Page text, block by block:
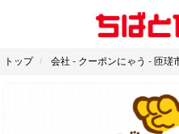
トップ 会社 - クーポンにゃう - 匝瑳